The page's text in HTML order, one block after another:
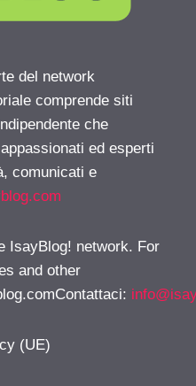
del network
comprende siti
che
ed esperti
comunicati e
IsayBlog! network. For
and other
:
(UE)